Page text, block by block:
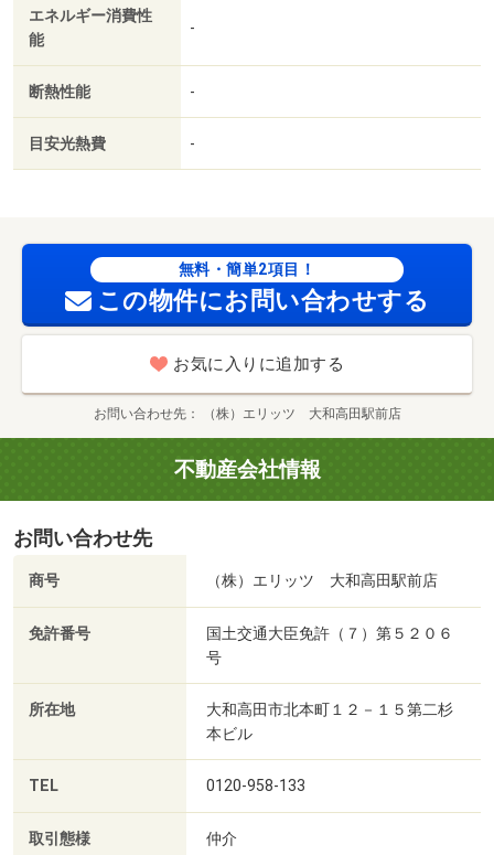
エネルギー消費性
能
-
断熱性能 -
目安光熱費 -
無料・簡単2項目！
この物件にお問い合わせする
お気に入りに追加する
お問い合わせ先 （株）エリッツ 大和高田駅前店
不動産会社情報
お問い合わせ先
商号 （株）エリッツ 大和高田駅前店
免許番号
国土交通大臣免許（７）第５２０６
号
所在地
大和高田市北本町１２－１５第二杉
本ビル
TEL 0120-958-133
取引態様 仲介